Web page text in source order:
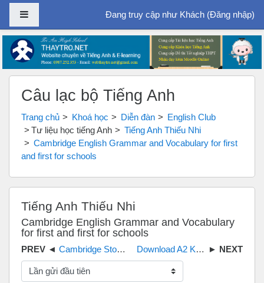
Chuyển tới nội dung chính
Bảng điều khiển cạnhĐang truy cập như Khách (Đăng nhập)
Câu lạc bộ Tiếng Anh
Trang chủ Khoá học Diễn đàn
English Club
Tư liệu học tiếng Anh
Tiếng Anh Thiếu Nhi
Cambridge English Grammar and Vocabulary for first
and first for schools
Tiếng Anh Thiếu Nhi
Cambridge English Grammar and Vocabulary
for first and first for schools
Cambridge Storyfun full book Audio CD Download A2 KEY for schools 1 for the revised 2020 exam
Chế độ hiển thị